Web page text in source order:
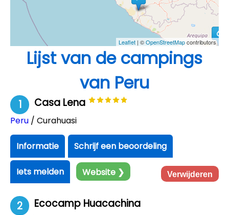
Leaflet | ©OpenStreetMapcontributors
Lijst van de campings
van Peru
1 Casa Lena
Peru / Curahuasi
Informatie Schrijf een beoordeling
Iets melden Website ❯ Verwijderen
2 Ecocamp Huacachina